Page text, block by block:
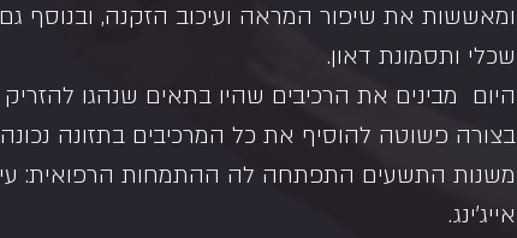
ומאששות את שיפור המראה ועיכוב הזקנה, ובנוסף
שכלי ותסמונת דאון.
היום  מבינים את הרכיבים שהיו בתאים שנהגו
בצורה פשוטה להוסיף את כל המרכיבים בתזונה
משנות התשעים התפתחה לה ההתמחות הרפואית:
אייג'ינג.